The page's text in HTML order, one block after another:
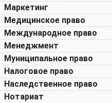
Маркетинг
Медицинское право
Международное право
Менеджмент
Муниципальное право
Налоговое право
Наследственное право
Нотариат